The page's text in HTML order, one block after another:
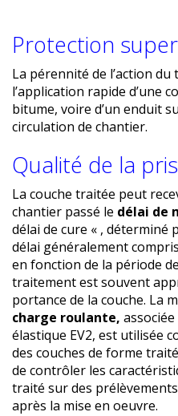
Protection
La pérennité de l’action
l’application rapide d’une
bitume, voire d’un enduit
circulation de chantier.
Qualité de la
La couche traitée peut
chantier passé le délai de
délai de cure « , déterminé
délai généralement
en fonction de la période
traitement est souvent
portance de la couche. La
charge roulante,
élastique EV2, est utilisée
des couches de forme
de contrôler les
traité sur des
après la mise en oeuvre.